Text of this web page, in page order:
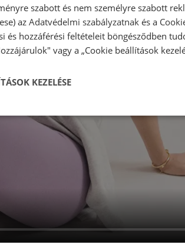
szabott és nem személyre szabott
azAdatvédelmi szabályzatnak és a
és hozzáférési feltételeit böngésződben
vagy a „Cookie beállítások
KEZELÉSE